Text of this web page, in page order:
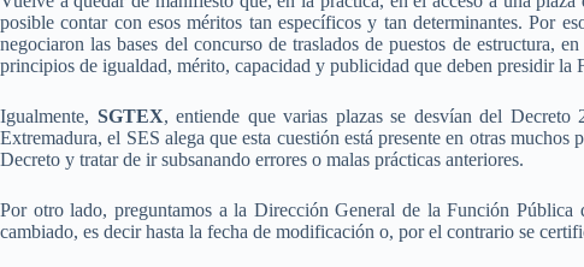
posible contar con esos méritos tan específicos y tan determinantes. Por
negociaron las bases del concurso de traslados de puestos de estructura,
principios de igualdad, mérito, capacidad y publicidad que deben presidir la
Igualmente, SGTEX, entiende que varias plazas se desvían del
Extremadura, el SES alega que esta cuestión está presente en otras
Decreto y tratar de ir subsanando errores o malas prácticas anteriores.
Por otro lado, preguntamos a la Dirección General de la Función
cambiado, es decir hasta la fecha de modificación o, por el contrario se